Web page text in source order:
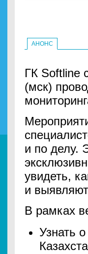
АНОНС
ГК Softline
(мск)
и по делу.
увидеть,
и
В рамках
Узнать